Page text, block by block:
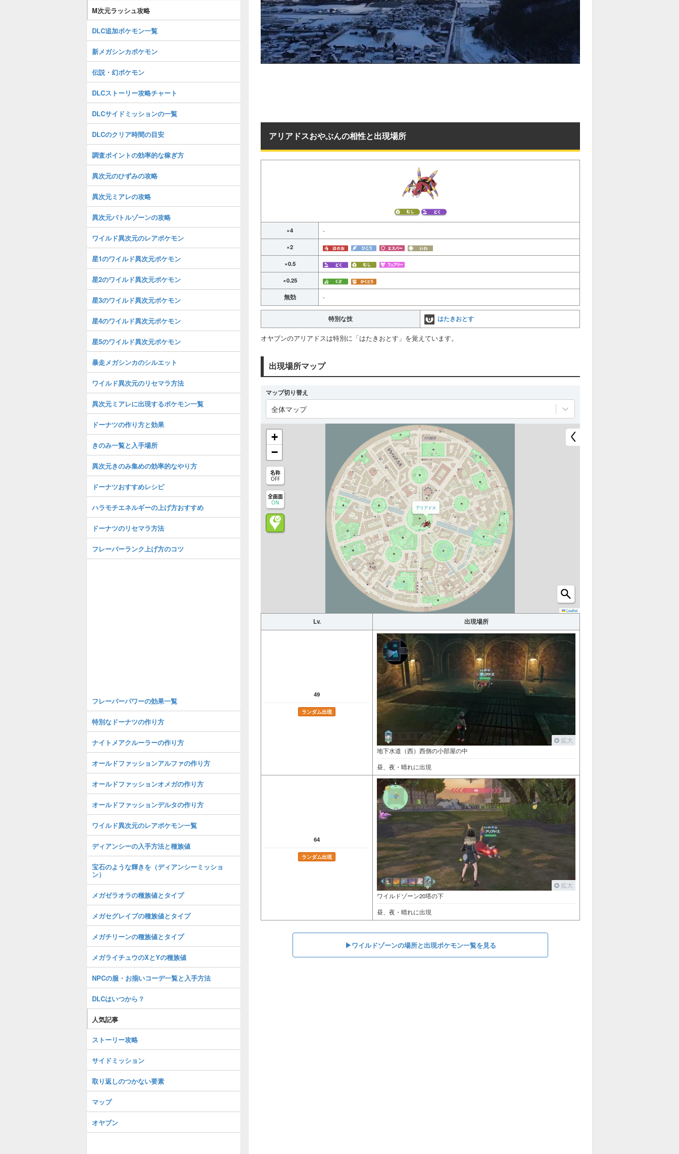
アリアドスおやぶんの相性と出現場所
×4 -
×2
×0.5
×0.25
無効
-
特別な技 はたきおとす
オヤブンのアリアドスは特別に「はたきおとす」を覚えています。
出現場所マップ
マップ切り替え
全体マップ
アリアドス
+
−
名称
OFF
全画面
ON
Leaflet
Lv. 出現場所
49
ランダム出現
拡大
地下水道（西）西側の小部屋の中
昼、夜・晴れに出現
64
ランダム出現
拡大
ワイルドゾーン20塔の下
昼、夜・晴れに出現
▶︎ワイルドゾーンの場所と出現ポケモン一覧を見る
M次元ラッシュ攻略
DLC追加ポケモン一覧
新メガシンカポケモン
伝説・幻ポケモン
DLCストーリー攻略チャート
DLCサイドミッションの一覧
DLCのクリア時間の目安
調査ポイントの効率的な稼ぎ方
異次元のひずみの攻略
異次元ミアレの攻略
異次元バトルゾーンの攻略
ワイルド異次元のレアポケモン
星1のワイルド異次元ポケモン
星2のワイルド異次元ポケモン
星3のワイルド異次元ポケモン
星4のワイルド異次元ポケモン
星5のワイルド異次元ポケモン
暴走メガシンカのシルエット
ワイルド異次元のリセマラ方法
異次元ミアレに出現するポケモン一覧
ドーナツの作り方と効果
きのみ一覧と入手場所
異次元きのみ集めの効率的なやり方
ドーナツおすすめレシピ
ハラモチエネルギーの上げ方おすすめ
ドーナツのリセマラ方法
フレーバーランク上げ方のコツ
フレーバーパワーの効果一覧
特別なドーナツの作り方
ナイトメアクルーラーの作り方
オールドファッションアルファの作り方
オールドファッションオメガの作り方
オールドファッションデルタの作り方
ワイルド異次元のレアポケモン一覧
ディアンシーの入手方法と種族値
宝石のような輝きを（ディアンシーミッショ
ン）
メガゼラオラの種族値とタイプ
メガセグレイブの種族値とタイプ
メガチリーンの種族値とタイプ
メガライチュウのXとYの種族値
NPCの服・お揃いコーデ一覧と入手方法
DLCはいつから？
人気記事
ストーリー攻略
サイドミッション
取り返しのつかない要素
マップ
オヤブン